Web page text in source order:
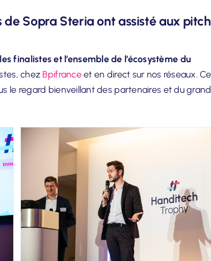
de Sopra Steria ont assisté aux
finalistes et l’ensemble de l’écosystème du
chez Bpifranceet en direct sur nos réseaux.
le regard bienveillant des partenaires et du grand